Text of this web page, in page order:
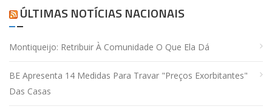
ÚLTIMAS NOTÍCIAS NACIONAIS
Montiqueijo: Retribuir À Comunidade O Que Ela Dá
BE Apresenta 14 Medidas Para Travar "preços Exorbitantes"
Das Casas